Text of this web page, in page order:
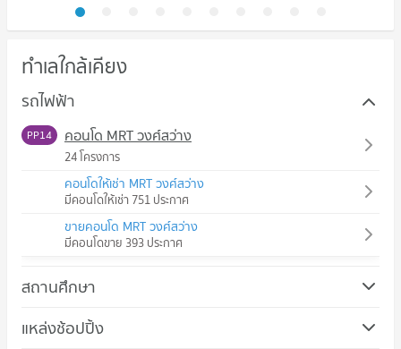
ทำเลใกล้เคียง
รถไฟฟ้า
PP14 คอนโด MRT วงศ์สว่าง
24 โครงการ
คอนโดให้เช่า MRT วงศ์สว่าง
มีคอนโดให้เช่า 751 ประกาศ
ขายคอนโด MRT วงศ์สว่าง
มีคอนโดขาย 393 ประกาศ
สถานศึกษา
คอนโด วิทยาลัยพยาบาลบรมราชชนนีศรีธัญญา
แหล่งช้อปปิ้ง